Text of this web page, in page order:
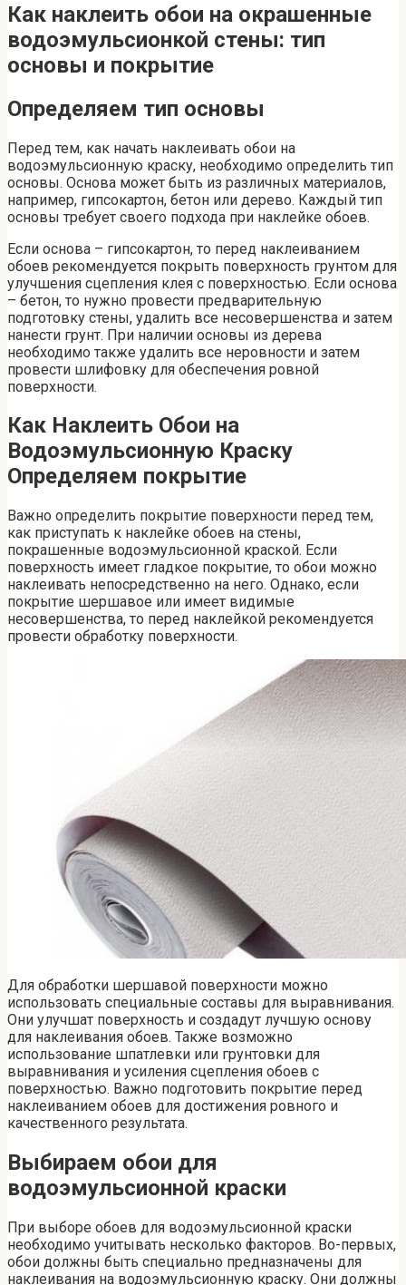
Как наклеить обои на окрашенные
водоэмульсионкой стены: тип
основы и покрытие
Определяем тип основы
Перед тем, как начать наклеивать обои на
водоэмульсионную краску, необходимо определить тип
основы. Основа может быть из различных материалов,
например, гипсокартон, бетон или дерево. Каждый тип
основы требует своего подхода при наклейке обоев.
Если основа – гипсокартон, то перед наклеиванием
обоев рекомендуется покрыть поверхность грунтом для
улучшения сцепления клея с поверхностью. Если основа
– бетон, то нужно провести предварительную
подготовку стены, удалить все несовершенства и затем
нанести грунт. При наличии основы из дерева
необходимо также удалить все неровности и затем
провести шлифовку для обеспечения ровной
поверхности.
Как Наклеить Обои на
Водоэмульсионную Краску
Определяем покрытие
Важно определить покрытие поверхности перед тем,
как приступать к наклейке обоев на стены,
покрашенные водоэмульсионной краской. Если
поверхность имеет гладкое покрытие, то обои можно
наклеивать непосредственно на него. Однако, если
покрытие шершавое или имеет видимые
несовершенства, то перед наклейкой рекомендуется
провести обработку поверхности.
Для обработки шершавой поверхности можно
использовать специальные составы для выравнивания.
Они улучшат поверхность и создадут лучшую основу
для наклеивания обоев. Также возможно
использование шпатлевки или грунтовки для
выравнивания и усиления сцепления обоев с
поверхностью. Важно подготовить покрытие перед
наклеиванием обоев для достижения ровного и
качественного результата.
Выбираем обои для
водоэмульсионной краски
При выборе обоев для водоэмульсионной краски
необходимо учитывать несколько факторов. Во-первых,
обои должны быть специально предназначены для
наклеивания на водоэмульсионную краску. Они должны